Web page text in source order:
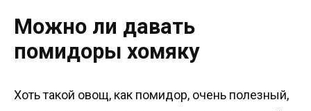
Можно ли давать
помидоры хомяку
Хоть такой овощ, как помидор, очень полезный,